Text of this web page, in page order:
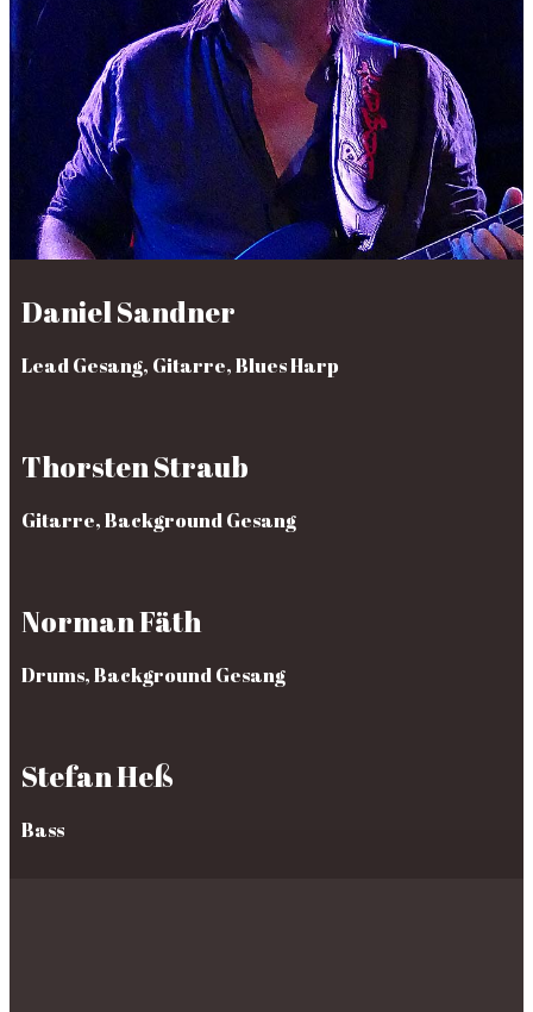
Dan​iel Sandner
Lead Gesang, Gitarre, Blues Harp
Thorsten Straub
Gitarre, Background Gesang
Norman Fäth
Drums, Background Gesang
Stefan Heß
Bass